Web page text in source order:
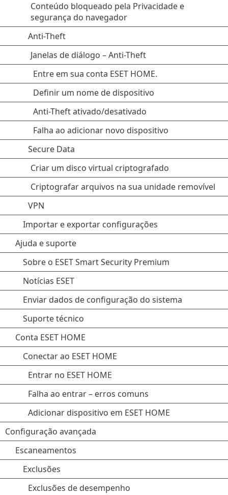
Conteúdo bloqueado pela Privacidade e
segurança do navegador
Anti-Theft
Janelas de diálogo – Anti-Theft
Entre em sua conta ESET HOME.
Definir um nome de dispositivo
Anti-Theft ativado/desativado
Falha ao adicionar novo dispositivo
Secure Data
Criar um disco virtual criptografado
Criptografar arquivos na sua unidade removível
VPN
Importar e exportar configurações
Ajuda e suporte
Sobre o ESET Smart Security Premium
Notícias ESET
Enviar dados de configuração do sistema
Suporte técnico
Conta ESET HOME
Conectar ao ESET HOME
Entrar no ESET HOME
Falha ao entrar – erros comuns
Adicionar dispositivo em ESET HOME
Configuração avançada
Escaneamentos
Exclusões
Exclusões de desempenho